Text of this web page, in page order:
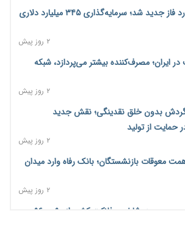
جنگ کریدورها وارد فاز جدید شد؛ سرمایه‌گذاری ۳۴۵ میلیارد دلاری
۲ روز پیش
در ایران؛ مصرف‌کننده بیشتر می‌پردازد، شبکه
۲ روز پیش
گردش بدون خلق نقدینگی؛ نقش جدید
حمایت از تولید
۲ روز پیش
تأمین ۸۰ همت معوقات بازنشستگان؛ بانک رفاه وارد میدان
۲ روز پیش
فشار اقتصادی در مسیر صعود؛ شاخص فلاکت کشور از ۹۰ به ۹۶